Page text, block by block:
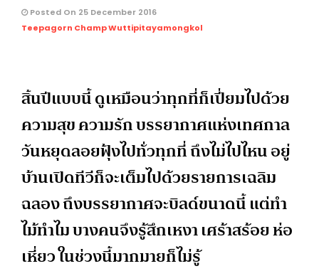
Posted On 25 December 2016
Teepagorn Champ Wuttipitayamongkol
สิ้นปีแบบนี้ ดูเหมือนว่าทุกที่ก็เปี่ยมไปด้วย
ความสุข ความรัก บรรยากาศแห่งเทศกาล
วันหยุดลอยฟุ้งไปทั่วทุกที่ ถึงไม่ไปไหน อยู่
บ้านเปิดทีวีก็จะเต็มไปด้วยรายการเฉลิม
ฉลอง ถึงบรรยากาศจะบิลด์ขนาดนี้ แต่ทำ
ไม้ทำไม บางคนจึงรู้สึกเหงา เศร้าสร้อย ห่อ
เหี่ยว ในช่วงนี้มากมายก็ไม่รู้